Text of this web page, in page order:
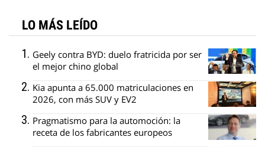
LO MÁS LEÍDO
Geely contra BYD: duelo fratricida por ser
el mejor chino global
Kia apunta a 65.000 matriculaciones en
2026, con más SUV y EV2
Pragmatismo para la automoción: la
receta de los fabricantes europeos